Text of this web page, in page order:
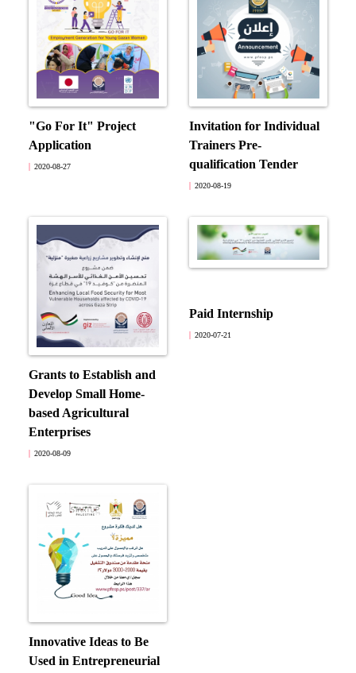
"Go For It" Project
Application
2020-08-27
Invitation for Individual
Trainers Pre-
qualification Tender
2020-08-19
Grants to Establish and
Develop Small Home-
based Agricultural
Enterprises
2020-08-09
Paid Internship
2020-07-21
Innovative Ideas to Be
Used in Entrepreneurial